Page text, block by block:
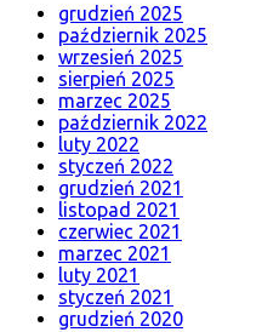
grudzień 2025
październik 2025
wrzesień 2025
sierpień 2025
marzec 2025
październik 2022
luty 2022
styczeń 2022
grudzień 2021
listopad 2021
czerwiec 2021
marzec 2021
luty 2021
styczeń 2021
grudzień 2020